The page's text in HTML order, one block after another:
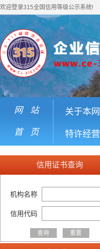
欢迎登录315全国信用等级公示系统!
网 站
首 页
关于本网
特许经营
信用证书查询
机构名称
信用代码